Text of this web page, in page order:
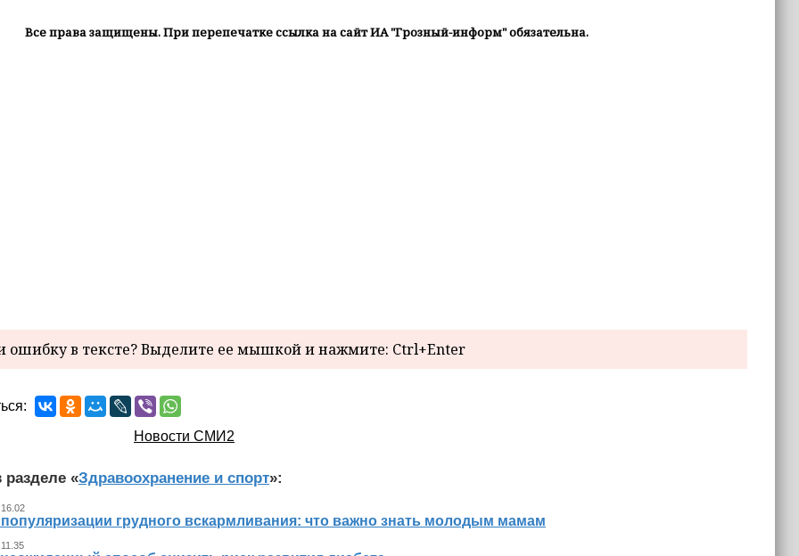
Все права защищены. При перепечатке ссылка на сайт ИА "Грозный-информ" обязательна.
в тексте? Выделите ее мышкой и нажмите: Ctrl+Enter
Новости СМИ2
разделе «Здравоохранение и спорт»:
грудного вскармливания: что важно знать молодым мамам